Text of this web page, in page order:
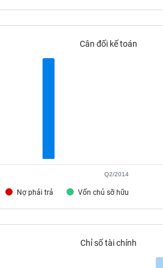
Cân đối kế toán
Nợ phải trả Vốn chủ sỡ hữu
Q2/2014
Chỉ số tài chính